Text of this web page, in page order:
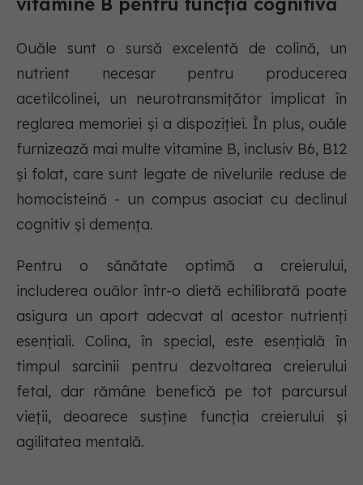
Ouăle sunt o sursă excelentă de colină, un
nutrient necesar pentru producerea
acetilcolinei, un neurotransmițător implicat în
reglarea memoriei și a dispoziției. În plus, ouăle
furnizează mai multe vitamine B, inclusiv B6, B12
și folat, care sunt legate de nivelurile reduse de
homocisteină - un compus asociat cu declinul
cognitiv și demența.
Pentru o sănătate optimă a creierului,
includerea ouălor într-o dietă echilibrată poate
asigura un aport adecvat al acestor nutrienți
esențiali. Colina, în special, este esențială în
timpul sarcinii pentru dezvoltarea creierului
fetal, dar rămâne benefică pe tot parcursul
vieții, deoarece susține funcția creierului și
agilitatea mentală.